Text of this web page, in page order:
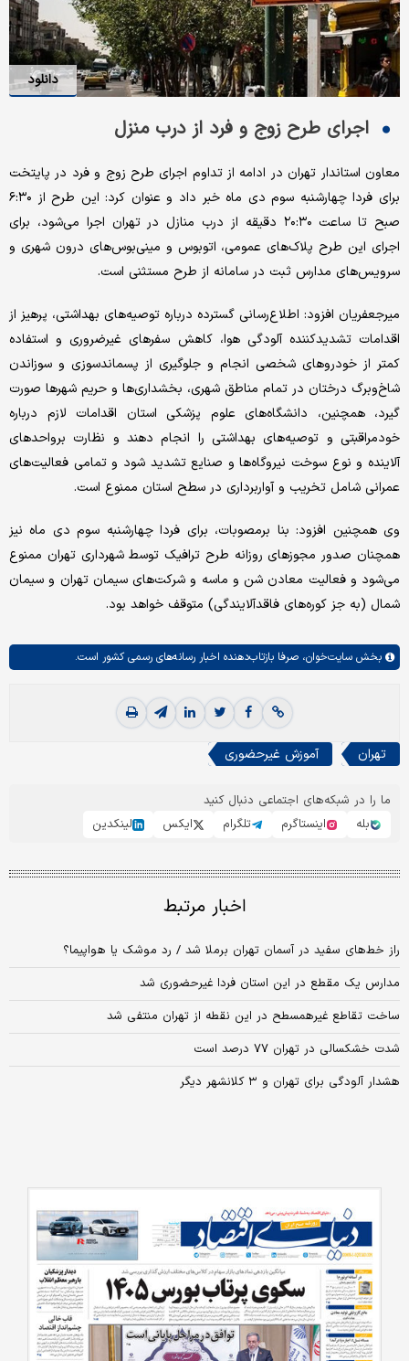
دانلود
اجرای طرح زوج و فرد از درب منزل
معاون استاندار تهران در ادامه از تداوم اجرای طرح زوج و فرد در پایتخت
برای فردا چهارشنبه سوم دی ماه خبر داد و عنوان کرد: این طرح از ۶:۳۰
صبح تا ساعت ۲۰:۳۰ دقیقه از درب منازل در تهران اجرا می‌شود، برای
اجرای این طرح پلاک‌های عمومی، اتوبوس و مینی‌بوس‌های درون شهری و
سرویس‌های مدارس ثبت در سامانه از طرح مستثنی است.
میرجعفریان افزود: اطلاع‌رسانی گسترده درباره توصیه‌های بهداشتی، پرهیز از
اقدامات تشدیدکننده آلودگی هوا، کاهش سفرهای غیرضروری و استفاده
کمتر از خودروهای شخصی انجام و جلوگیری از پسماندسوزی و سوزاندن
شاخ‌وبرگ درختان در تمام مناطق شهری، بخشداری‌ها و حریم شهرها صورت
گیرد، همچنین، دانشگاه‌های علوم پزشکی استان اقدامات لازم درباره
خودمراقبتی و توصیه‌های بهداشتی را انجام دهند و نظارت برواحدهای
آلاینده و نوع سوخت نیروگاه‌ها و صنایع تشدید شود و تمامی فعالیت‌های
عمرانی شامل تخریب و آواربرداری در سطح استان ممنوع است.
وی همچنین افزود: بنا برمصوبات، برای فردا چهارشنبه سوم دی ماه نیز
همچنان صدور مجوزهای روزانه طرح ترافیک توسط شهرداری تهران ممنوع
می‌شود و فعالیت معادن شن و ماسه و شرکت‌های سیمان تهران و سیمان
شمال (به جز کوره‌های فاقدآلایندگی) متوقف خواهد بود.
بخش سایت‌خوان، صرفا بازتاب‌دهنده اخبار رسانه‌های رسمی کشور است.
تهران آموزش غیرحضوری
ما را در شبکه‌های اجتماعی دنبال کنید
بله
اینستاگرم تلگرام ایکس لینکدین
اخبار مرتبط
راز خط‌های سفید در آسمان تهران برملا شد / رد موشک یا هواپیما؟
مدارس یک مقطع در این استان فردا غیرحضوری شد
ساخت تقاطع غیرهمسطح در این نقطه از تهران منتفی شد
شدت خشکسالی در تهران ۷۷ درصد است
هشدار آلودگی برای تهران و ۳ کلانشهر دیگر